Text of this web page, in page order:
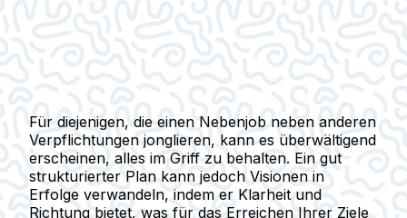
Für diejenigen, die einen Nebenjob neben anderen
Verpflichtungen jonglieren, kann es überwältigend
erscheinen, alles im Griff zu behalten. Ein gut
strukturierter Plan kann jedoch Visionen in
Erfolge verwandeln, indem er Klarheit und
Richtung bietet, was für das Erreichen Ihrer Ziele